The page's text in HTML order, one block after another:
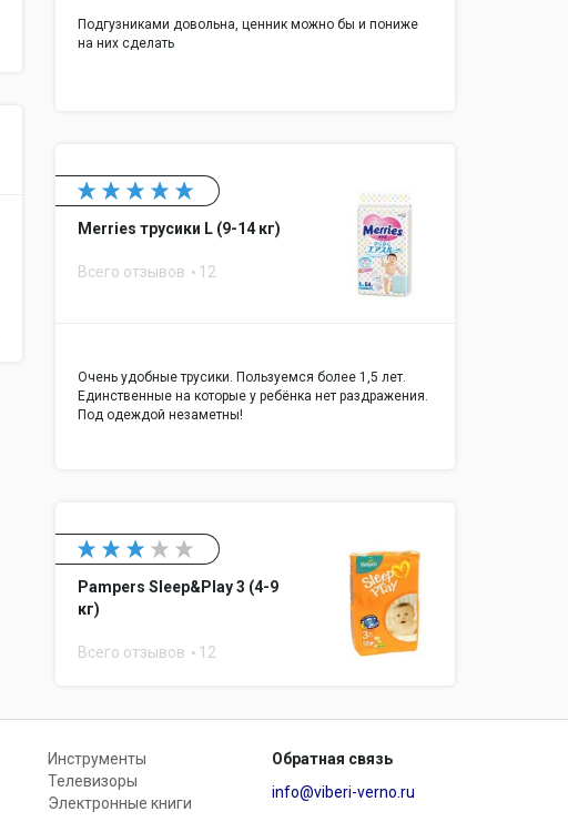
Подгузниками довольна, ценник можно бы и пониже
на них сделать
Merries трусики L (9-14 кг)
Всего отзывов 12
Очень удобные трусики. Пользуемся более 1,5 лет.
Единственные на которые у ребёнка нет раздражения.
Под одеждой незаметны!
Pampers Sleep&Play 3 (4-9
кг)
Всего отзывов 12
Инструменты
Телевизоры
Электронные книги
Обратная связь
info@viberi-verno.ru